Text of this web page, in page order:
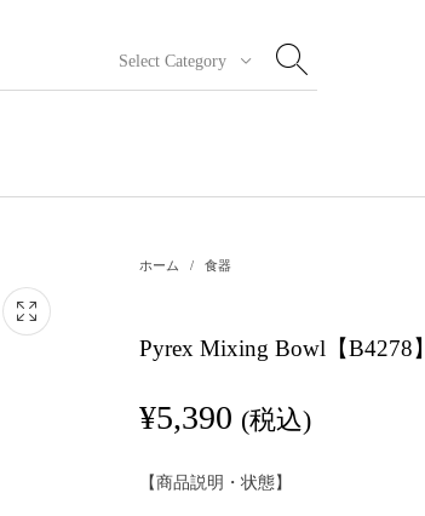
Select Category
ホーム / 食器
Pyrex Mixing Bowl【B4278】
¥5,390 (税込)
【商品説明・状態】